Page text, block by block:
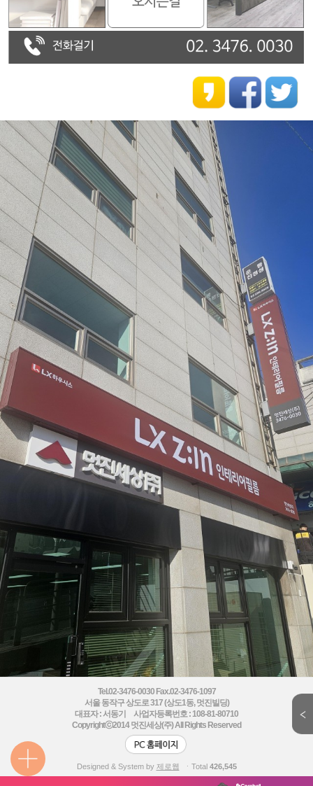
Tel.02-3476-0030 Fax.02-3476-1097
서울 동작구 상도로 317 (상도1동, 멋진빌딩)
대표자 : 서동기 사업자등록번호 : 108-81-80710
Copyrightⓒ2014멋진세상(주) All Rights Reserved
Designed & System by 제로웹 ㆍTotal 426,545